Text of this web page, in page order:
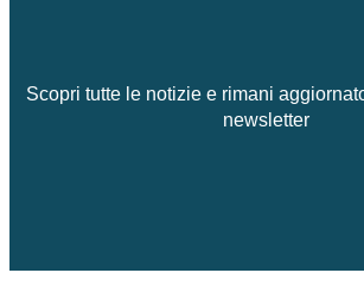
Scopri tutte le notizie e rimani
newsletter